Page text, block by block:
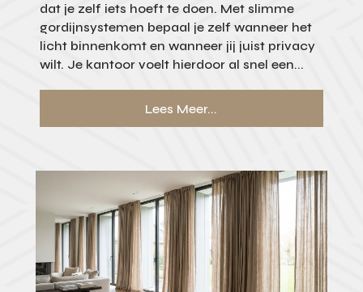
dat je zelf iets hoeft te doen. Met slimme
gordijnsystemen bepaal je zelf wanneer het
licht binnenkomt en wanneer jij juist privacy
wilt. Je kantoor voelt hierdoor al snel een...
Lees Meer...